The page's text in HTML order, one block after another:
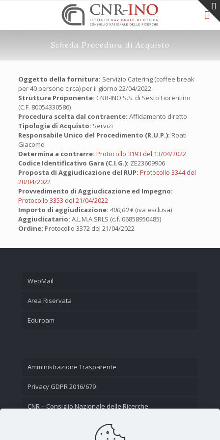
Scheda Procedura di Acquisto
Oggetto della fornitura: Servizio Catering (coffee break
per 40 persone circa) per il giorno 22/04/2022
Struttura Proponente: CNR-INO S.S. di Sesto Fiorentino
(C.F. 80054330586)
Procedura scelta dal contraente: Affidamento diretto
Tipologia di Acquisto: Servizi
Responsabile Unico del Procedimento (R.U.P.): Roati
Giacomo
Determina a contrarre: Protocollo 3193 del 13/04/2022
Codice Identificativo Gara (C.I.G.): ZE23609906
Proposta di Aggiudicazione del RUP: Protocollo 3344 del
20/04/2022
Provvedimento di Aggiudicazione ed Impegno:
Protocollo 3353 del 21/04/2022
Importo di aggiudicazione: 400,00 €(iva esclusa)
Aggiudicatario: A.L.M.A.SRLS (c.f.:06858950485)
Ordine: Protocollo 3372 del 21/04/2022
WebMail
Area Riservata
Eduroam
Amministrazione Trasparente
Privacy GDPR 2016/679
CNR – Consiglio Nazionale delle Ricerche